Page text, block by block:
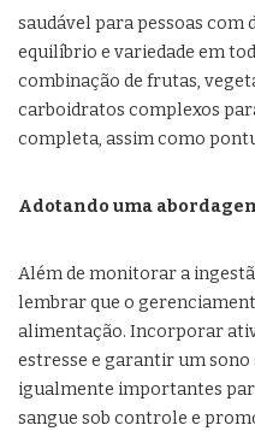
saudável para pessoas com
equilíbrio e variedade em
combinação de frutas,
carboidratos complexos
completa, assim como
Adotando uma
Além de monitorar a
lembrar que o
alimentação. Incorporar
estresse e garantir um sono
igualmente importantes
sangue sob controle e